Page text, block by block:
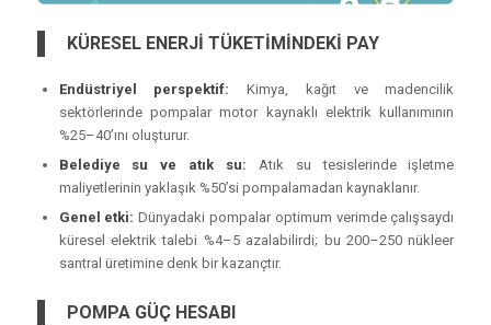
KÜRESEL ENERJİ TÜKETİMİNDEKİ PAY
Endüstriyel perspektif: Kimya, kağıt ve madencilik
sektörlerinde pompalar motor kaynaklı elektrik kullanımının
%25–40’ını oluşturur.
Belediye su ve atık su: Atık su tesislerinde işletme
maliyetlerinin yaklaşık %50’si pompalamadan kaynaklanır.
Genel etki: Dünyadaki pompalar optimum verimde çalışsaydı
küresel elektrik talebi %4–5 azalabilirdi; bu 200–250 nükleer
santral üretimine denk bir kazançtır.
POMPA GÜÇ HESABI